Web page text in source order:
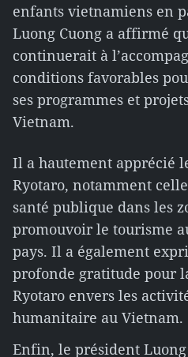
enfants vietnamiens en
Luong Cuong a affirmé
continuerait à
conditions favorables
ses programmes et
Vietnam.
Il a hautement apprécié
Ryotaro, notamment
santé publique dans les
promouvoir le tourisme
pays. Il a également
profonde gratitude pour
Ryotaro envers les
humanitaire au Vietnam.
Enfin, le président